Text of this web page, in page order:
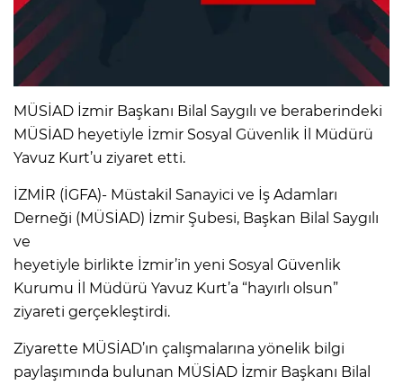
MÜSİAD İzmir Başkanı Bilal Saygılı ve beraberindeki
MÜSİAD heyetiyle İzmir Sosyal Güvenlik İl Müdürü
Yavuz Kurt’u ziyaret etti.
İZMİR (İGFA)- Müstakil Sanayici ve İş Adamları
Derneği (MÜSİAD) İzmir Şubesi, Başkan Bilal Saygılı
ve
heyetiyle birlikte İzmir’in yeni Sosyal Güvenlik
Kurumu İl Müdürü Yavuz Kurt’a “hayırlı olsun”
ziyareti gerçekleştirdi.
Ziyarette MÜSİAD’ın çalışmalarına yönelik bilgi
paylaşımında bulunan MÜSİAD İzmir Başkanı Bilal